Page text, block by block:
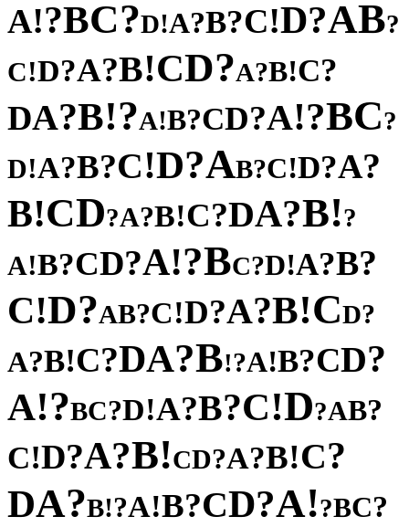
A!?BC?D!A?B?C!D?AB?
C!D?A?B!CD?A?B!C?
DA?B!?A!B?CD?A!?BC?
D!A?B?C!D?AB?C!D?A?
B!CD?A?B!C?DA?B!?
A!B?CD?A!?BC?D!A?B?
C!D?AB?C!D?A?B!CD?
A?B!C?DA?B!?A!B?CD?
A!?BC?D!A?B?C!D?AB?
C!D?A?B!CD?A?B!C?
DA?B!?A!B?CD?A!?BC?